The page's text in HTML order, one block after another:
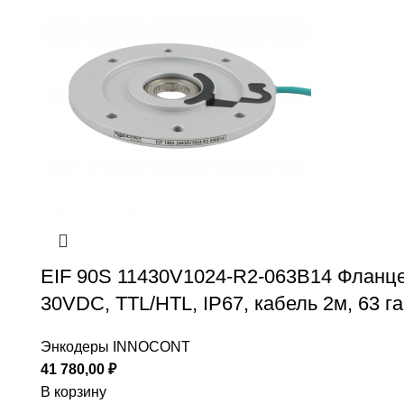
EIF 90S 11430V1024-R2-063B14
30VDC, TTL/HTL, IP67, кабель 2м, 63
Энкодеры INNOCONT
41 780,00 ₽
В корзину